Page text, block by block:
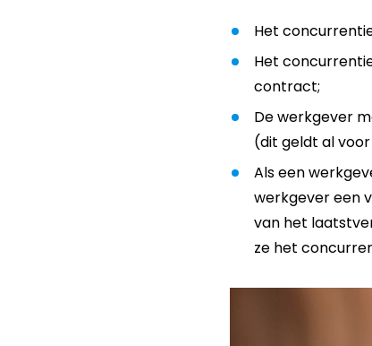
Het
Het
contract;
De werkgever
(dit geldt al
Als een
werkgever een
van het
ze het